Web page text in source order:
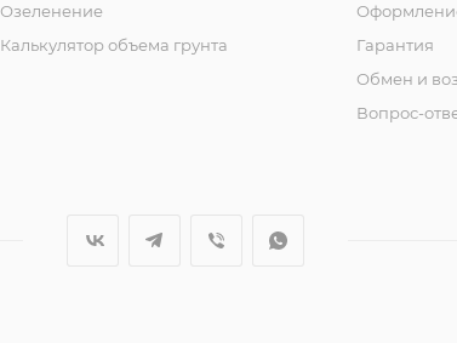
Озеленение
Калькулятор объема грунта
Гарантия
Обмен и
Вопрос-